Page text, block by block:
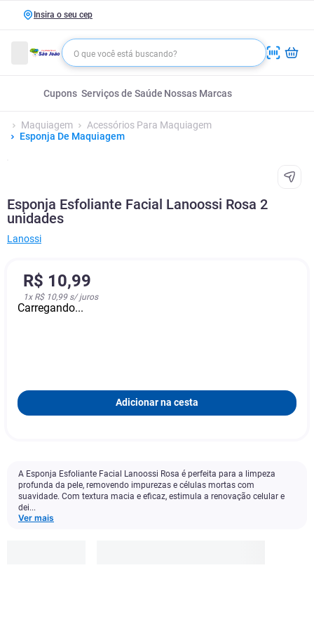
Insira o seu cep
Cupons Serviços de Saúde Nossas Marcas
Maquiagem
Acessórios Para Maquiagem
Esponja De Maquiagem
Esponja Esfoliante Facial Lanoossi Rosa 2
unidades
Lanossi
R$ 10,99
1x R$ 10,99s/ juros
Carregando...
Adicionar na cesta
A Esponja Esfoliante Facial Lanoossi Rosa é perfeita para a limpeza
profunda da pele, removendo impurezas e células mortas com
suavidade. Com textura macia e eficaz, estimula a renovação celular e
dei...
Ver mais